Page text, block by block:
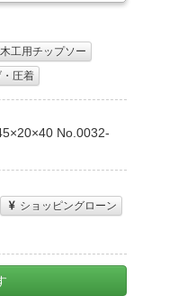
木工用チップソー
圧着
No.0032-
ショッピングローン